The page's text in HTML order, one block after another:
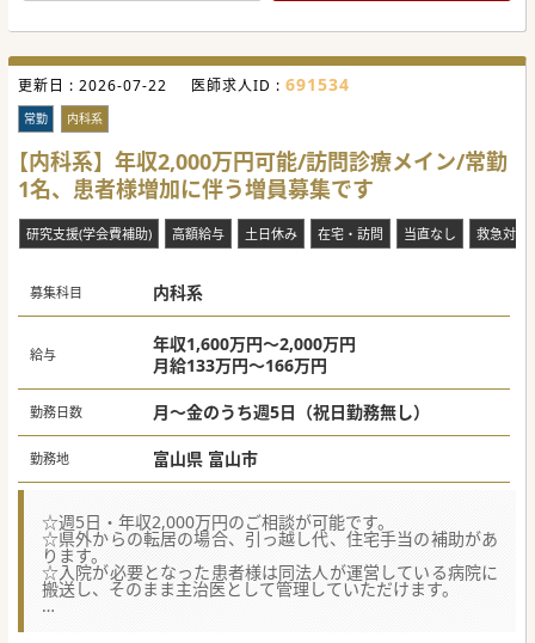
更新日 : 2026-07-22 医師求人ID : 691534
常勤 内科系
【内科系】年収2,000万円可能/訪問診療メイン/常勤
1名、患者様増加に伴う増員募集です
研究支援(学会費補助) 高額給与 土日休み 在宅・訪問 当直なし 救急対応
募集科目 内科系
給与
年収1,600万円～2,000万円
月給133万円～166万円
勤務日数 月～金のうち週5日（祝日勤務無し）
勤務地 富山県 富山市
☆週5日・年収2,000万円のご相談が可能です。
☆県外からの転居の場合、引っ越し代、住宅手当の補助があ
ります。
☆入院が必要となった患者様は同法人が運営している病院に
搬送し、そのまま主治医として管理していただけます。